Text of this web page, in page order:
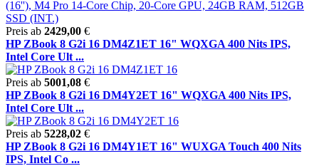
Preis ab 2429,00 €
HP ZBook 8 G2i 16 DM4Z1ET 16" WQXGA 400 Nits IPS,
Intel Core Ult ...
Preis ab 5001,08 €
HP ZBook 8 G2i 16 DM4Y2ET 16" WQXGA 400 Nits IPS,
Intel Core Ult ...
Preis ab 5228,02 €
HP ZBook 8 G2i 16 DM4Y1ET 16" WUXGA Touch 400 Nits
IPS, Intel Co ...